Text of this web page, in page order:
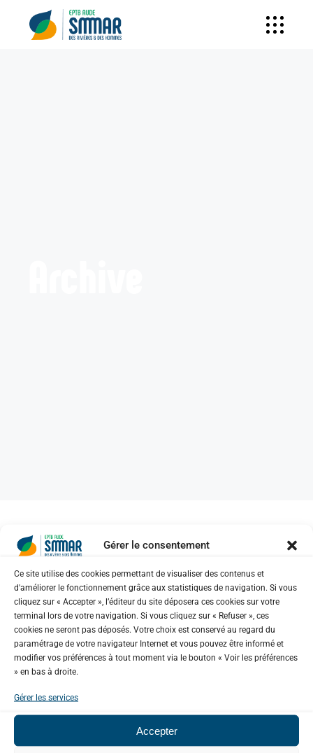
Gérer le consentement
Ce site utilise des cookies permettant de visualiser des contenus et
d'améliorer le fonctionnement grâce aux statistiques de navigation. Si vous
cliquez sur « Accepter », l’éditeur du site déposera ces cookies sur votre
terminal lors de votre navigation. Si vous cliquez sur « Refuser », ces
cookies ne seront pas déposés. Votre choix est conservé au regard du
paramétrage de votre navigateur Internet et vous pouvez être informé et
modifier vos préférences à tout moment via le bouton « Voir les préférences
» en bas à droite.
Gérer les services
Accepter
No posts were found for provided query
parameters.
Unis pour une gestion équilibrée de notre
ressource en eau.